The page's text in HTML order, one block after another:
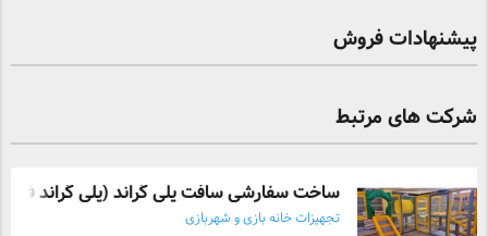
پیشنهادات فروش
شرکت های مرتبط
ساخت سفارشی سافت پلی گراند (پلی گراند فو ...
تجهیزات خانه بازی و شهربازی